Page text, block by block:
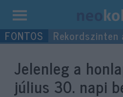
Kilépés
a Rekordszinten
Jelenleg a
július 30. napi